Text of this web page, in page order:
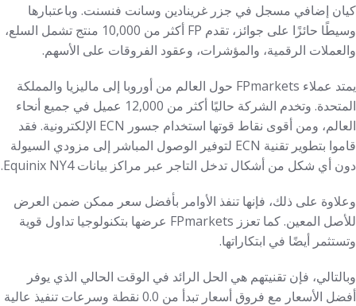
كيان إضافي مسجل في جزر غرينادين وسانت فنسنت. وباعتبارها
وسيطًا حائزًا على جوائز، تقدم FP أكثر من 10,000 منتج تشمل السلع،
والعملات الرقمية، والمؤشرات، وعقود الفروقات على الأسهم.
يمتد عملاء FPmarkets حول العالم من أوروبا إلى ماليزيا والمملكة
المتحدة. وتخدم الشركة حاليًا أكثر من 12,000 عميل في جميع أنحاء
العالم، ومن أقوى نقاط قوتها استخدام جسور ECN الإلكترونية. فقد
قاموا بتطوير تقنية ECN لتوفير الوصول المباشر إلى مزودي السيولة
دون أي شكل من أشكال تدخل التاجر عبر مراكز بيانات Equinix NY4.
وعلاوة على ذلك، فإنها تنفذ الأوامر بأفضل سعر ممكن ضمن العرض
للأصل المعين. كما تعزز FPmarkets عرضها بتكنولوجيا تداول قوية
وتستثمر أيضًا في ابتكاراتها.
وبالتالي، فإن تقنيتهم هي الحل الرائد في الوقت الحالي الذي يوفر
أفضل الأسعار مع فروق أسعار تبدأ من 0.0 نقطة وسرعات تنفيذ عالية